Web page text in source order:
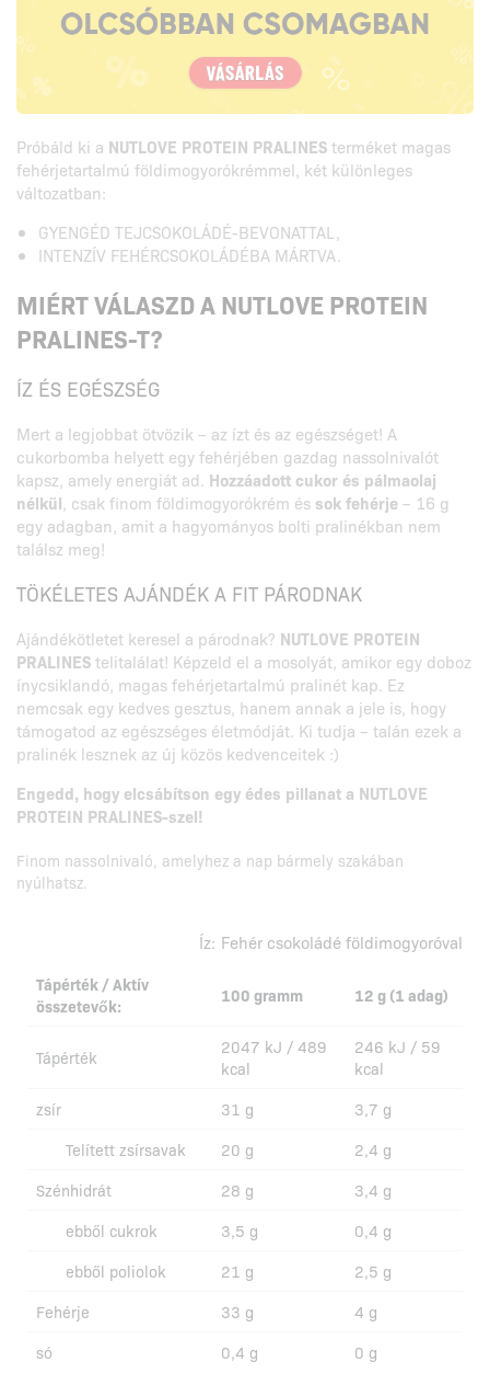
Próbáld ki a NUTLOVE PROTEIN PRALINESterméket magas
fehérjetartalmú földimogyorókrémmel, két különleges
változatban:
GYENGÉD TEJCSOKOLÁDÉ-BEVONATTAL,
INTENZÍV FEHÉRCSOKOLÁDÉBA MÁRTVA.
MIÉRT VÁLASZD A NUTLOVE PROTEIN
PRALINES-T?
ÍZ ÉS EGÉSZSÉG
Mert a legjobbat ötvözik – az ízt és az egészséget! A
cukorbomba helyett egy fehérjében gazdag nassolnivalót
kapsz, amely energiát ad. Hozzáadott cukor és pálmaolaj
nélkül, csak finom földimogyorókrém és sok fehérje– 16 g
egy adagban, amit a hagyományos bolti pralinékban nem
találsz meg!
TÖKÉLETES AJÁNDÉK A FIT PÁRODNAK
Ajándékötletet keresel a párodnak? NUTLOVE PROTEIN
PRALINEStelitalálat! Képzeld el a mosolyát, amikor egy doboz
ínycsiklandó, magas fehérjetartalmú pralinét kap. Ez
nemcsak egy kedves gesztus, hanem annak a jele is, hogy
támogatod az egészséges életmódját. Ki tudja – talán ezek a
pralinék lesznek az új közös kedvenceitek :)
Engedd, hogy elcsábítson egy édes pillanat a NUTLOVE
PROTEIN PRALINES-szel!
Finom nassolnivaló, amelyhez a nap bármely szakában
nyúlhatsz.
Íz: Fehér csokoládé földimogyoróval
Tápérték / Aktív
összetevők:
100 gramm 12 g (1 adag)
Tápérték
2047 kJ / 489
kcal
246 kJ / 59
kcal
zsír
31 g
3,7 g
Telített zsírsavak
20 g
2,4 g
Szénhidrát
28 g
3,4 g
ebből cukrok
3,5 g
0,4 g
ebből poliolok
21 g
2,5 g
Fehérje
33 g
4 g
só
0,4 g 0 g